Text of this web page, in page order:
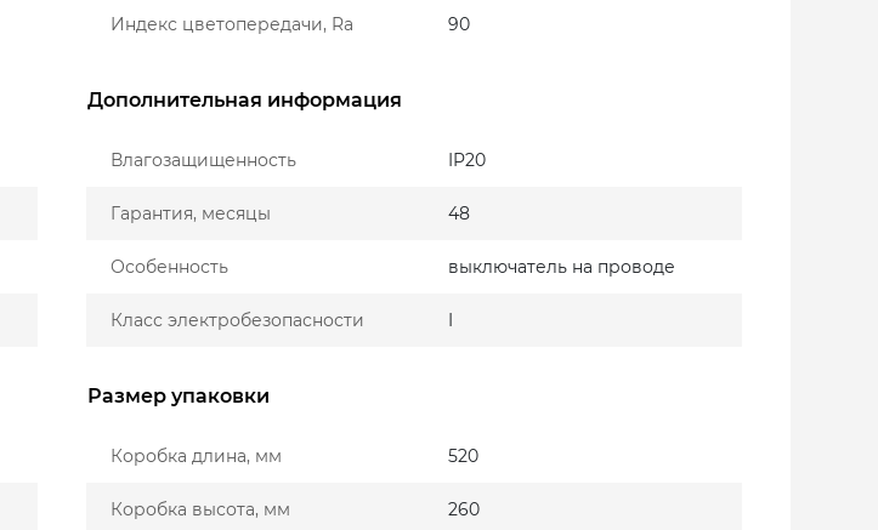
Индекс цветопередачи, Ra 90
Дополнительная информация
Влагозащищенность IP20
Гарантия, месяцы 48
Особенность выключатель на проводе
Класс электробезопасности I
Размер упаковки
Коробка длина, мм 520
Коробка высота, мм 260